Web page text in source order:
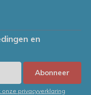
en
Abonneer
privacyverklaring